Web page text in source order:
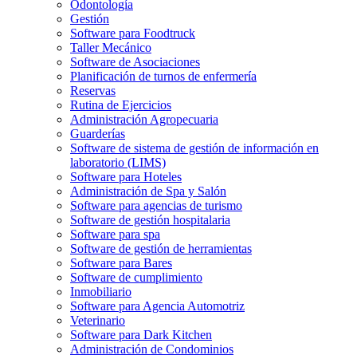
Odontología
Gestión
Software para Foodtruck
Taller Mecánico
Software de Asociaciones
Planificación de turnos de enfermería
Reservas
Rutina de Ejercicios
Administración Agropecuaria
Guarderías
Software de sistema de gestión de información en
laboratorio (LIMS)
Software para Hoteles
Administración de Spa y Salón
Software para agencias de turismo
Software de gestión hospitalaria
Software para spa
Software de gestión de herramientas
Software para Bares
Software de cumplimiento
Inmobiliario
Software para Agencia Automotriz
Veterinario
Software para Dark Kitchen
Administración de Condominios